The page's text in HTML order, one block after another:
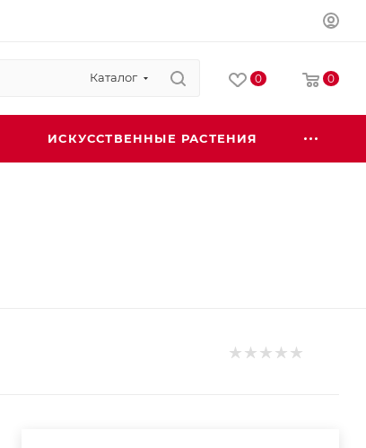
Каталог 0 0
ИСКУССТВЕННЫЕ РАСТЕНИЯ